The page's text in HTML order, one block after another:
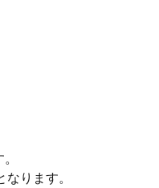
ります。